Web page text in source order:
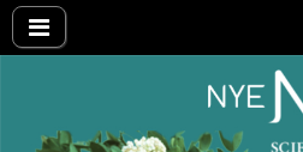
Nye NOVA